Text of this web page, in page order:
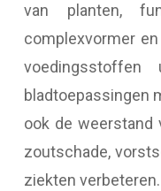
van planten,
complexvormer
bladtoepassingen
ook de weerstand
zoutschade,
ziekten verbeteren.